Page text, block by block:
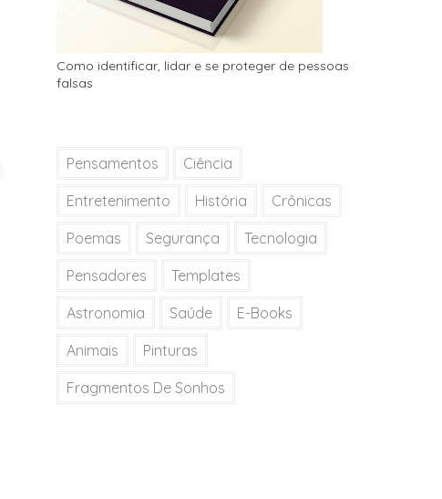
Como identificar, lidar e se proteger de pessoas
falsas
Pensamentos Ciência
Entretenimento História Crônicas
Poemas Segurança Tecnologia
Pensadores Templates
Astronomia Saúde E-Books
Animais Pinturas
Fragmentos De Sonhos